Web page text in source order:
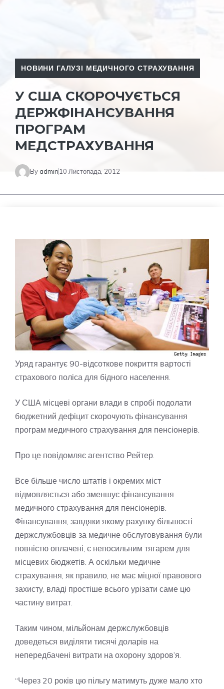
НОВИНИ ГАЛУЗІ МЕДИЧНОГО СТРАХУВАННЯ
У США СКОРОЧУЄТЬСЯ
ДЕРЖФІНАНСУВАННЯ
ПРОГРАМ
МЕДСТРАХУВАННЯ
By admin10 Листопада, 2012
Уряд гарантує 90-відсоткове покриття вартості
страхового поліса для бідного населення.
У США місцеві органи влади в спробі подолати
бюджетний дефіцит скорочують фінансування
програм медичного страхування для пенсіонерів.
Про це повідомляє агентство Рейтер.
Все більше число штатів і окремих міст
відмовляється або зменшує фінансування
медичного страхування для пенсіонерів.
Фінансування, завдяки якому рахунку більшості
держслужбовців за медичне обслуговування були
повністю оплачені, є непосильним тягарем для
місцевих бюджетів. А оскільки медичне
страхування, як правило, не має міцної правового
захисту, владі простіше всього урізати саме цю
частину витрат.
Таким чином, мільйонам держслужбовців
доведеться виділяти тисячі доларів на
непередбачені витрати на охорону здоров’я.
“Через 20 років цю пільгу матимуть дуже мало хто